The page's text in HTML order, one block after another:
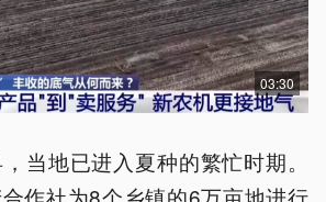
03:30
当地已进入夏种的繁忙时期。
作社为8个乡镇的6万亩地进行